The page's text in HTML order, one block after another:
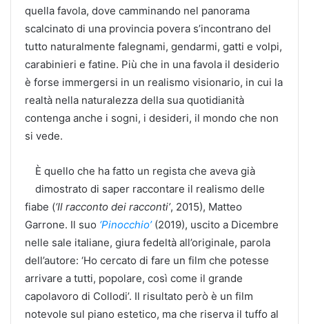
quella favola, dove camminando nel panorama
scalcinato di una provincia povera s’incontrano del
tutto naturalmente falegnami, gendarmi, gatti e volpi,
carabinieri e fatine. Più che in una favola il desiderio
è forse immergersi in un realismo visionario, in cui la
realtà nella naturalezza della sua quotidianità
contenga anche i sogni, i desideri, il mondo che non
si vede.
È quello che ha fatto un regista che aveva già
dimostrato di saper raccontare il realismo delle
fiabe (‘Il racconto dei racconti’, 2015), Matteo
Garrone. Il suo ‘Pinocchio’(2019), uscito a Dicembre
nelle sale italiane, giura fedeltà all’originale, parola
dell’autore: ‘Ho cercato di fare un film che potesse
arrivare a tutti, popolare, così come il grande
capolavoro di Collodi’. Il risultato però è un film
notevole sul piano estetico, ma che riserva il tuffo al